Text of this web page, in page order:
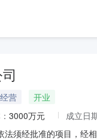
营
开业
3000万元 成立日
须经批准的项目，经